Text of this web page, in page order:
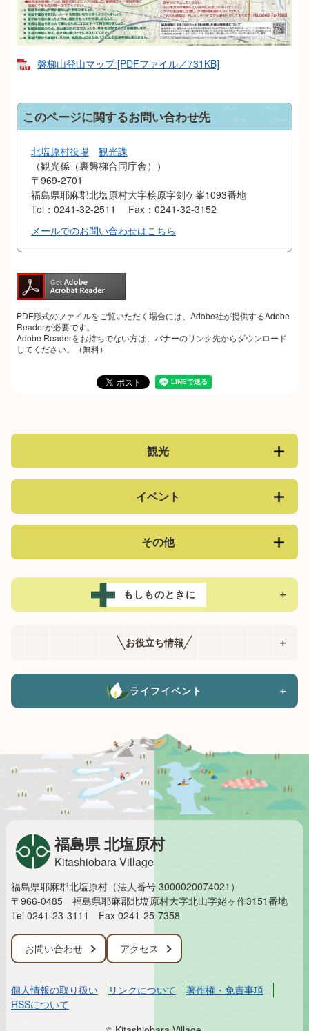
磐梯山登山マップ [PDFファイル／731KB]
このページに関するお問い合わせ先
北塩原村役場
観光課
観光係（裏磐梯合同庁舎）
〒969-2701
福島県耶麻郡北塩原村大字桧原字剣ケ峯1093番地
Tel：0241-32-2511
Fax：0241-32-3152
メールでのお問い合わせはこちら
PDF形式のファイルをご覧いただく場合には、Adobe社が提供するAdobe
Readerが必要です。
Adobe Readerをお持ちでない方は、バナーのリンク先からダウンロード
してください。（無料）
観光
イベント
その他
もしものときに ＋
お役立ち情報 ＋
ライフイベント ＋
福島県 北塩原村
Kitashiobara Village
福島県耶麻郡北塩原村（法人番号 3000020074021）
〒966-0485 福島県耶麻郡北塩原村大字北山字姥ヶ作3151番地
Tel 0241-23-3111 Fax 0241-25-7358
お問い合わせ アクセス
個人情報の取り扱い リンクについて
著作権・免責事項
RSSについて